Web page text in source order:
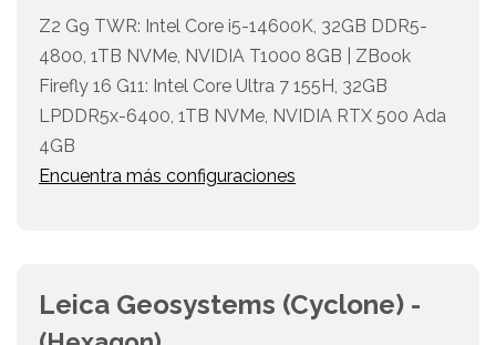
Z2 G9 TWR: Intel Core i5-14600K, 32GB DDR5-
4800, 1TB NVMe, NVIDIA T1000 8GB | ZBook
Firefly 16 G11: Intel Core Ultra 7 155H, 32GB
LPDDR5x-6400, 1TB NVMe, NVIDIA RTX 500 Ada
4GB
Encuentra más configuraciones
Leica Geosystems (Cyclone) -